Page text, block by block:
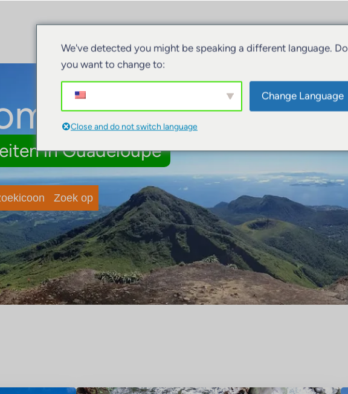
in Guadeloupe
Zoek op
We've detected you might be speaking a different language. Do
you want to change to:
Change Language
Close and do not switch language